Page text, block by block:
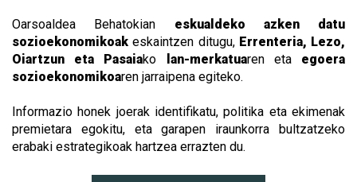
Oarsoaldea Behatokian eskualdeko azken datu
sozioekonomikoak eskaintzen ditugu, Errenteria, Lezo,
Oiartzun eta Pasaiako lan-merkatuaren eta egoera
sozioekonomikoaren jarraipena egiteko.
Informazio honek joerak identifikatu, politika eta ekimenak
premietara egokitu, eta garapen iraunkorra bultzatzeko
erabaki estrategikoak hartzea errazten du.